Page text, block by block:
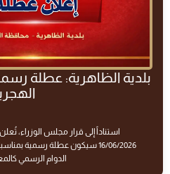
بلدية الظاهرية: عطلة
استناداً إلى قرار مجلس الوزراء،
16/06/2026 سيكون عطلة رسمية
الدوام الرسمي